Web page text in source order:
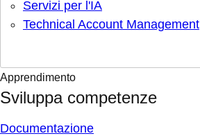
Servizi per l'IA
Technical Account Management
Apprendimento
Sviluppa competenze
Documentazione